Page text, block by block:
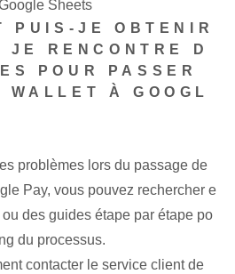
Sheets
PUIS-JE OBTENIR
RENCONTRE D
POUR PASSER
WALLET À GOOGL
problèmes lors du passage de
Pay, vous pouvez rechercher e
des guides étape par étape po
du processus.
contacter le service client de